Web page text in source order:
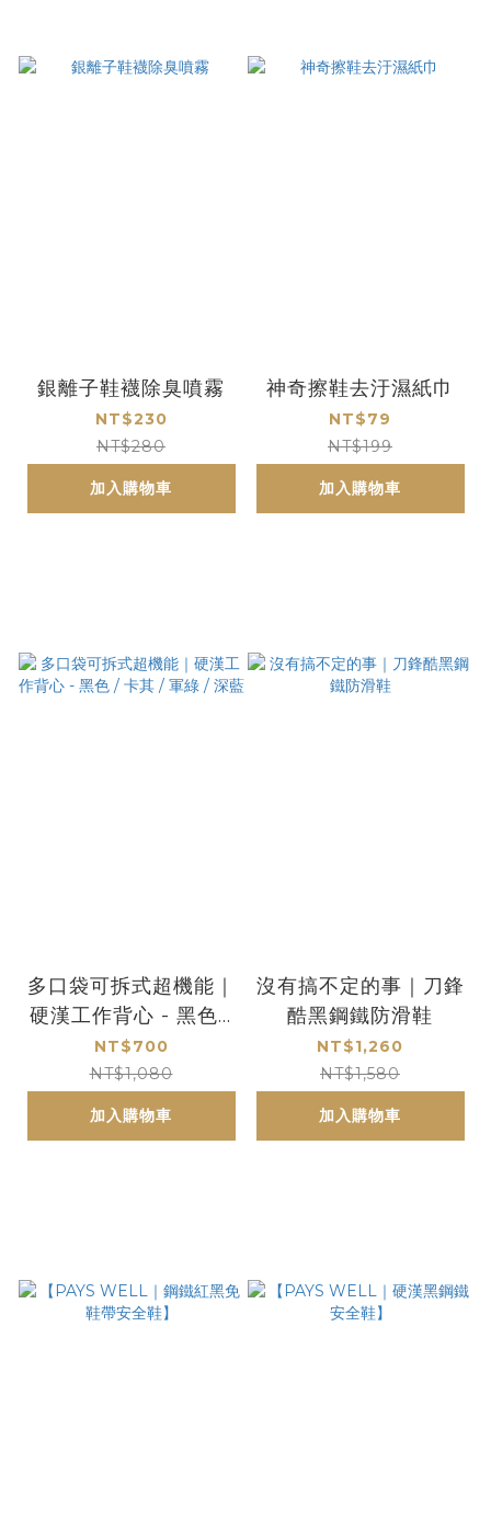
銀離子鞋襪除臭噴霧
NT$230
NT$280
加入購物車
神奇擦鞋去汙濕紙巾
NT$79
NT$199
加入購物車
多口袋可拆式超機能｜
硬漢工作背心 - 黑色 /
卡其 / 軍綠 / 深藍
NT$700
NT$1,080
加入購物車
沒有搞不定的事｜刀鋒
酷黑鋼鐵防滑鞋
NT$1,260
NT$1,580
加入購物車